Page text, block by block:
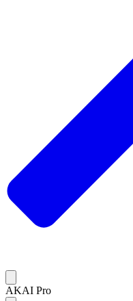
AKAI Pro